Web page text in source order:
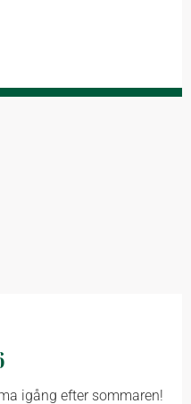
igång efter sommaren!